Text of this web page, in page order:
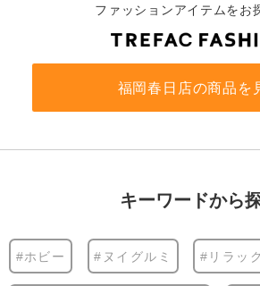
ファッションアイテムをお
福岡春日店の商品を
キーワードから
#ホビー #ヌイグルミ #リラッ